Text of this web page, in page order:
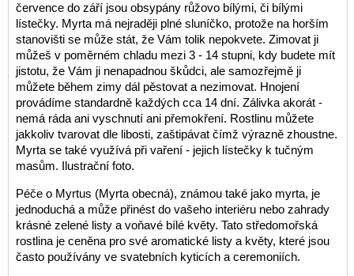
července do září jsou obsypány růžovo bílými, či bílými
lístečky. Myrta má nejraději plné sluníčko, protože na horším
stanovišti se může stát, že Vám tolik nepokvete. Zimovat ji
můžeš v poměrném chladu mezi 3 - 14 stupni, kdy budete mít
jistotu, že Vám ji nenapadnou škůdci, ale samozřejmě ji
můžete během zimy dál pěstovat a nezimovat. Hnojení
provádíme standardně každých cca 14 dní. Zálivka akorát -
nemá ráda ani vyschnutí ani přemokření. Rostlinu můžete
jakkoliv tvarovat dle libosti, zaštipávat čímž výrazně zhoustne.
Myrta se také využívá při vaření - jejich lístečky k tučným
masům. Ilustrační foto.
Péče o Myrtus (Myrta obecná), známou také jako myrta, je
jednoduchá a může přinést do vašeho interiéru nebo zahrady
krásné zelené listy a voňavé bílé květy. Tato středomořská
rostlina je ceněna pro své aromatické listy a květy, které jsou
často používány ve svatebních kyticích a ceremoniích.